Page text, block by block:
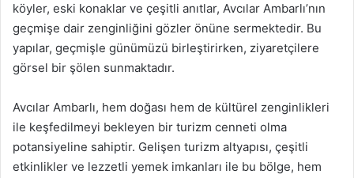
köyler, eski konaklar ve çeşitli anıtlar, Avcılar Ambarlı’nın
geçmişe dair zenginliğini gözler önüne sermektedir. Bu
yapılar, geçmişle günümüzü birleştirirken, ziyaretçilere
görsel bir şölen sunmaktadır.
Avcılar Ambarlı, hem doğası hem de kültürel zenginlikleri
ile keşfedilmeyi bekleyen bir turizm cenneti olma
potansiyeline sahiptir. Gelişen turizm altyapısı, çeşitli
etkinlikler ve lezzetli yemek imkanları ile bu bölge, hem